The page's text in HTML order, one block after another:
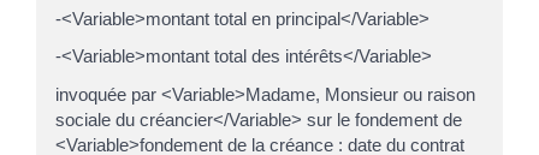
-<Variable>montant total en principal</Variable>
-<Variable>montant total des intérêts</Variable>
invoquée par <Variable>Madame, Monsieur ou raison
sociale du créancier</Variable> sur le fondement de
<Variable>fondement de la créance : date du contrat